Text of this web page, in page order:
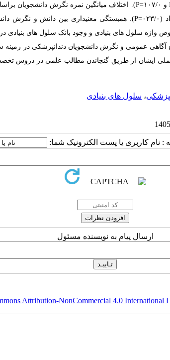
و ۱۰۷/۰= P). اختلاف میانگین نمره نگرش دانشجویان براساس
۰=
P). همبستگی معنی­داری بین دانش و نگرش
سلول های بنیادی و وجود بانک سلول های بنیادی در
عمومی و نگرش دانشجویان دندانپزشکی در زمینه
ایشان از طریق گنجاندن مطالب علمی در دروس تخصصی
، سلول های بنیادی
: نام کاربری یا پست الکترونیک شما:
ارسال پیام به نویسنده مسئول
Attribution-NonCommercial 4.0 International